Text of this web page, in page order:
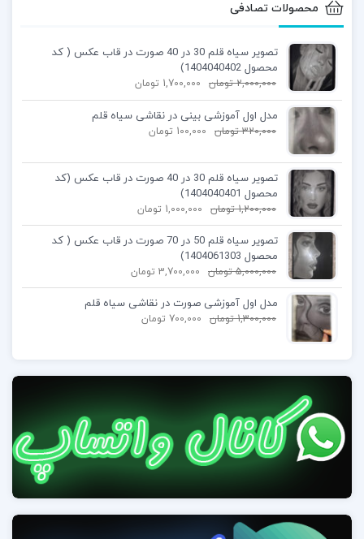
محصولات تصادفی
تصویر سیاه قلم 30 در 40 صورت در قاب عکس ( کد
محصول 1404040402)
2,000,000 تومان 1,700,000 تومان
مدل اول آموزشی بینی در نقاشی سیاه قلم
320,000 تومان 100,000 تومان
تصویر سیاه قلم 30 در 40 صورت در قاب عکس (کد
محصول 1404040401)
1,200,000 تومان 1,000,000 تومان
تصویر سیاه قلم 50 در 70 صورت در قاب عکس ( کد
محصول 1404061303)
5,000,000 تومان 3,700,000 تومان
مدل اول آموزشی صورت در نقاشی سیاه قلم
1,300,000 تومان 700,000 تومان